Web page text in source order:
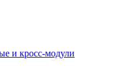
и кросс-модули